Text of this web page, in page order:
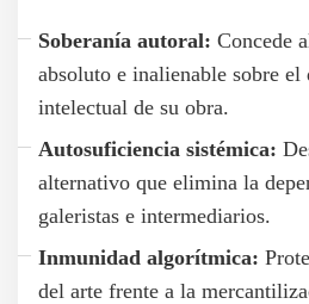
Soberanía autoral: Concede
absoluto e inalienable sobre
intelectual de su obra.
Autosuficiencia sistémica:
alternativo que elimina la
galeristas e intermediarios.
Inmunidad algorítmica:
del arte frente a la